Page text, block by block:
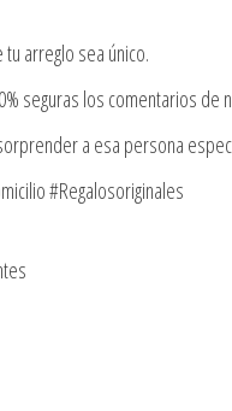
arreglo sea único.
seguras los comentarios de
a esa persona
#Regalosoriginales